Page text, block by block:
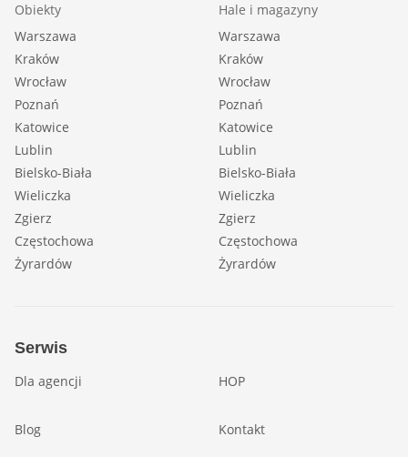
Obiekty
Warszawa
Kraków
Wrocław
Poznań
Katowice
Lublin
Bielsko-Biała
Wieliczka
Zgierz
Częstochowa
Żyrardów
Hale i magazyny
Warszawa
Kraków
Wrocław
Poznań
Katowice
Lublin
Bielsko-Biała
Wieliczka
Zgierz
Częstochowa
Żyrardów
Serwis
Dla agencji HOP
Blog Kontakt